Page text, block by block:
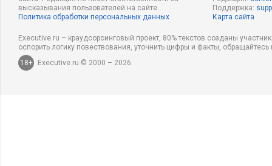
высказывания пользователей на сайте.
Политика обработки персональных данных
Поддержка:
Карта сайта
Executive.ru – краудсорсинговый проект, 80% текстов созданы
оспорить логику повествования, уточнить цифры и факты,
18+
Executive.ru © 2000 – 2026.